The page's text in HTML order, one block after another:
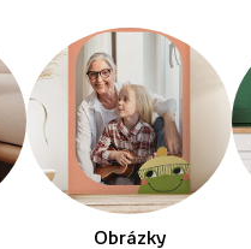
Obrázky